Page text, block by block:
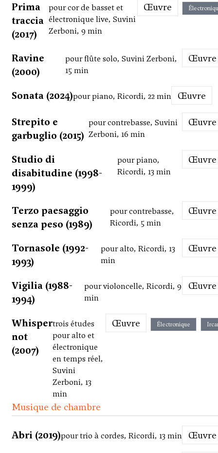
Prima
traccia
(2017)
pour cor de basset et
électronique live, Suvini
Zerboni, 9 min
Œuvre
Ravine
(2000)
pour flûte solo, Suvini Zerboni,
15 min
Œuvre
Sonata (2024)pour piano, Ricordi, 22 min Œuvre
Strepito e
garbuglio (2015)
pour contrebasse, Suvini
Zerboni, 16 min
Œuvre
Studio di
disabitudine (1998-
1999)
pour piano,
Ricordi, 13 min
Œuvre
Terzo paesaggio
senza peso (1989)
pour contrebasse,
Ricordi, 5 min
Œuvre
Tornasole (1992-
1993)
pour alto, Ricordi, 13
min
Œuvre
Vigilia (1988-
1994)
pour violoncelle, Ricordi, 9
min
Œuvre
Whisper
not
(2007)
trois études
pour alto et
électronique
en temps réel,
Suvini
Zerboni, 13
min
Œuvre Électronique
Musique de chambre
Abri (2019)pour trio à cordes, Ricordi, 13 min Œuvre